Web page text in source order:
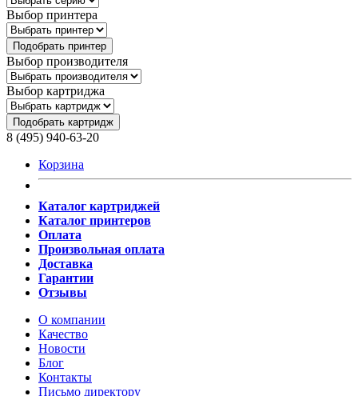
Выбор принтера
Подобрать принтер
Выбор производителя
Выбор картриджа
Подобрать картридж
8 (495) 940-63-20
Корзина
Каталог картриджей
Каталог принтеров
Оплата
Произвольная оплата
Доставка
Гарантии
Отзывы
О компании
Качество
Новости
Блог
Контакты
Письмо директору